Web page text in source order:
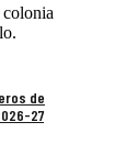
de
27